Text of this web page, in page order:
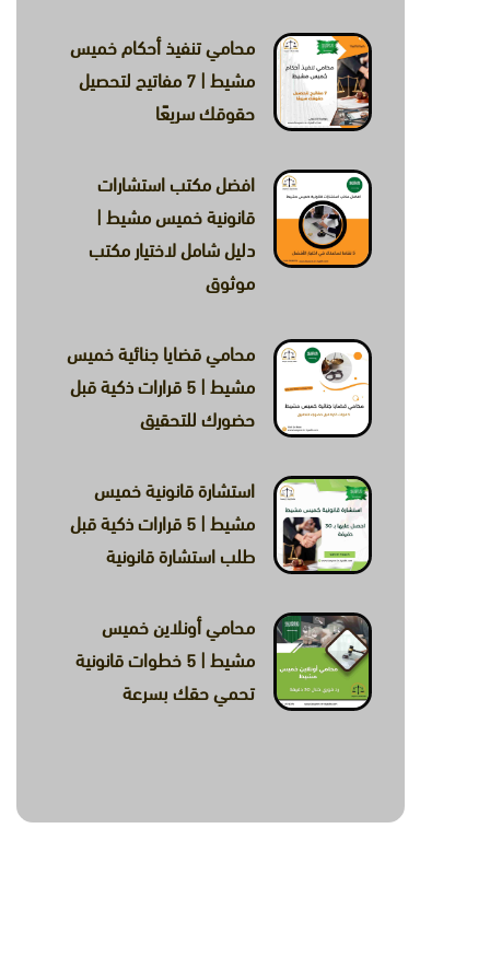
محامي تنفيذ أحكام خميس
مشيط | 7 مفاتيح لتحصيل
حقوقك سريعًا
افضل مكتب استشارات
قانونية خميس مشيط |
دليل شامل لاختيار مكتب
موثوق
محامي قضايا جنائية خميس
مشيط | 5 قرارات ذكية قبل
حضورك للتحقيق
استشارة قانونية خميس
مشيط | 5 قرارات ذكية قبل
طلب استشارة قانونية
محامي أونلاين خميس
مشيط | 5 خطوات قانونية
تحمي حقك بسرعة
والعقارية والمالية وصياغة